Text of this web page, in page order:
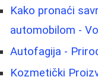
Kako pronaći
automobilom -
Autofagija -
Kozmetički